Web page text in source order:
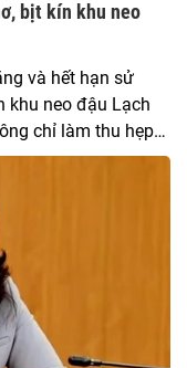
bịt kín khu neo
và hết hạn sử
khu neo đậu Lạch
chỉ làm thu hẹp
còn gây ô nhiễm
giao thông đường